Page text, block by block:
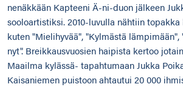
nenäkkään Kapteeni Ä-ni-duon jälkeen
sooloartistiksi. 2010-luvulla nähtiin
kuten "Mielihyvää", "Kylmästä
nyt". Breikkausvuosien haipista kertoo
Maailma kylässä- tapahtumaan Jukka
Kaisaniemen puistoon ahtautui 20 000